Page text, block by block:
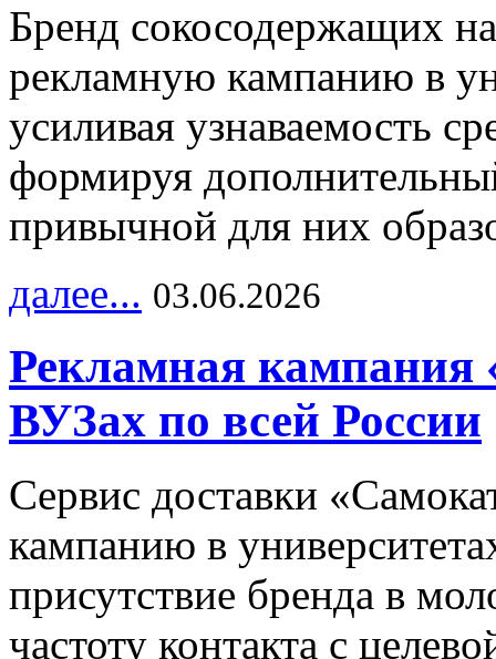
Бренд сокосодержащих
рекламную кампанию в
усиливая узнаваемость
формируя
привычной для них
далее... 03.06.2026
Рекламная кампания
ВУЗах по всей России
Сервис доставки
кампанию в
присутствие бренда в
частоту контакта с